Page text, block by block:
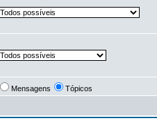
Mensagens Tópicos